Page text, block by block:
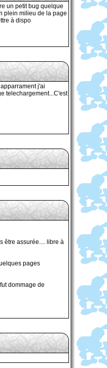
un petit bug quelque
plein milieu de la page
à dispo
j'ai
telechargement...C'est
être assurée.... libre à
pages
dommage de